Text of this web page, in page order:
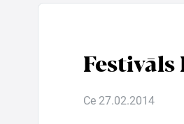
Ce 27.02.2014